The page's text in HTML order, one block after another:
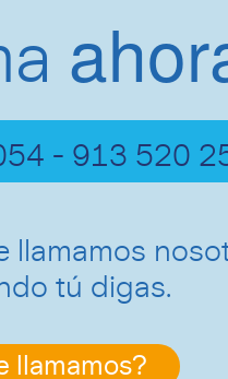
- 913 520
llamamos
tú digas.
llamamos?